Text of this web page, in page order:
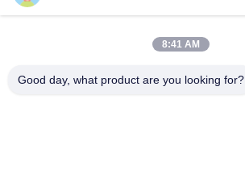
8:41 AM
Good day, what product are you looking for?